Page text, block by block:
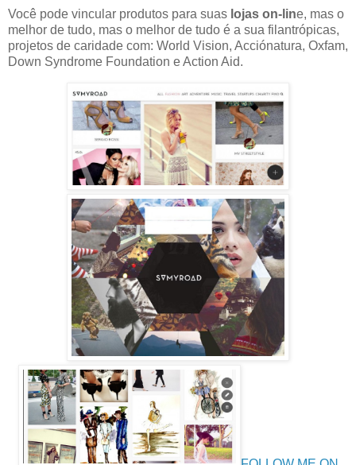
Você pode vincular produtos para suas lojas on-line, mas o
melhor de tudo, mas o melhor de tudo é a sua filantrópicas,
projetos de caridade com: World Vision, Acciónatura, Oxfam,
Down Syndrome Foundation eAction Aid.